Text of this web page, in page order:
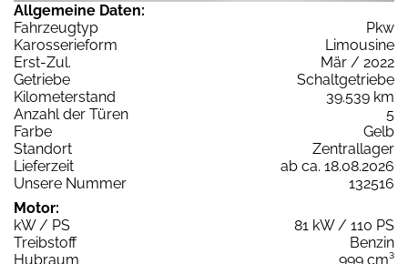
Allgemeine Daten:
Fahrzeugtyp
Pkw
Karosserieform
Limousine
Erst-Zul.
Mär / 2022
Getriebe
Schaltgetriebe
Kilometerstand
39.539 km
Anzahl der Türen
5
Farbe
Gelb
Standort
Zentrallager
Lieferzeit
ab ca. 18.08.2026
Unsere Nummer
132516
Motor:
kW / PS
81 kW / 110 PS
Treibstoff
Benzin
Hubraum
999 cm³